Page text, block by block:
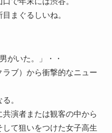
まぐるしいね。
がいた。」・・
ブ）から衝撃的なニュー
。
演者または観客の中から
して狙いをつけた女子高生